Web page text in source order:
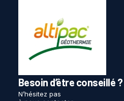
Besoin d’être conseillé ?
N’hésitez pas